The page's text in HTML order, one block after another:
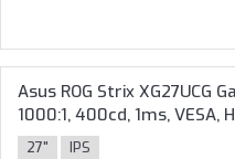
Asus ROG Strix XG27UCG
1000:1, 400cd, 1ms, VESA,
27" IPS